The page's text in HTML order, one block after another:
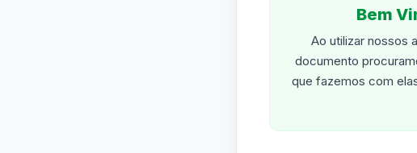
Bem
Ao utilizar nossos
documento
que fazemos com